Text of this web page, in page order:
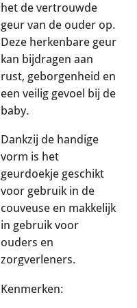
het de vertrouwde
geur van de ouder op.
Deze herkenbare geur
kan bijdragen aan
rust, geborgenheid en
een veilig gevoel bij de
baby.
Dankzij de handige
vorm is het
geurdoekje geschikt
voor gebruik in de
couveuse en makkelijk
in gebruik voor
ouders en
zorgverleners.
Kenmerken: